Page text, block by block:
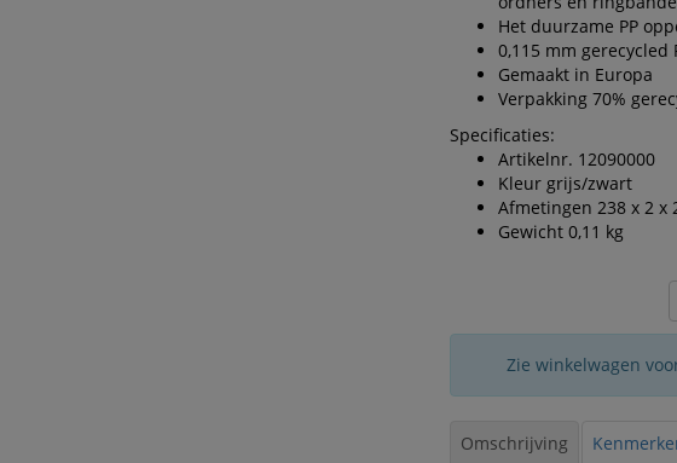
Het duurzame PP
0,115 mm gerecycled
Gemaakt in Europa
Verpakking 70%
Specificaties:
Artikelnr. 12090000
Kleur grijs/zwart
Afmetingen 238 x 2 x
Gewicht 0,11 kg
Zie winkelwagen
Omschrijving